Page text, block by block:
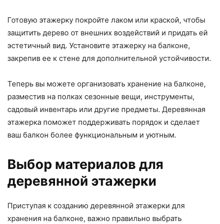
Готовую этажерку покройте лаком или краской, чтобы
защитить дерево от внешних воздействий и придать ей
эстетичный вид. Установите этажерку на балконе,
закрепив ее к стене для дополнительной устойчивости.
Теперь вы можете организовать хранение на балконе,
разместив на полках сезонные вещи, инструменты,
садовый инвентарь или другие предметы. Деревянная
этажерка поможет поддерживать порядок и сделает
ваш балкон более функциональным и уютным.
Выбор материалов для
деревянной этажерки
Приступая к созданию деревянной этажерки для
хранения на балконе, важно правильно выбрать